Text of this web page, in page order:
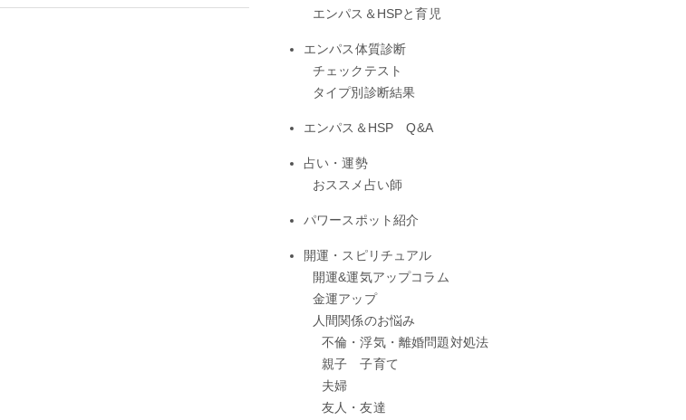
エンパス＆HSPと育児
エンパス体質診断
チェックテスト
タイプ別診断結果
エンパス＆HSP Q&A
占い・運勢
おススメ占い師
パワースポット紹介
開運・スピリチュアル
開運&運気アップコラム
金運アップ
人間関係のお悩み
不倫・浮気・離婚問題対処法
親子 子育て
夫婦
友人・友達